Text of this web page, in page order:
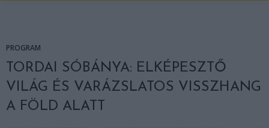
PROGRAM
TORDAI SÓBÁNYA: ELKÉPESZTŐ
VILÁG ÉS VARÁZSLATOS VISSZHANG
A FÖLD ALATT